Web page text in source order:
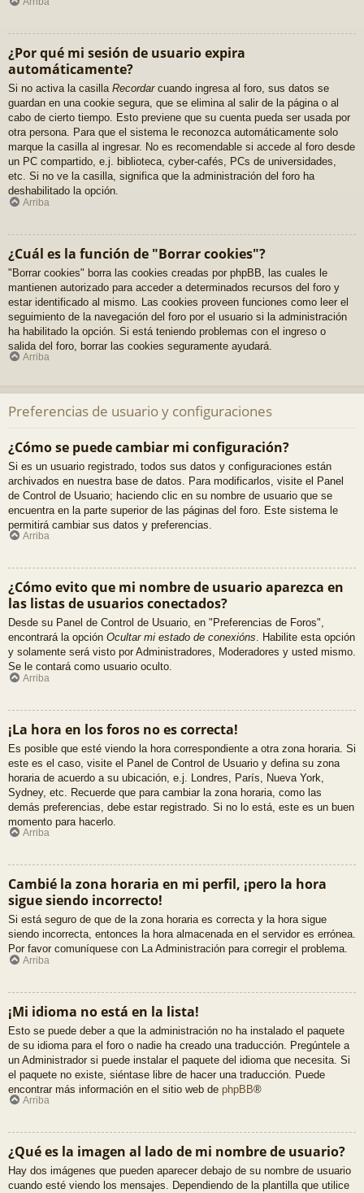
¿Por qué mi sesión de usuario expira
automáticamente?
Si no activa la casilla Recordarcuando ingresa al foro, sus datos se
guardan en una cookie segura, que se elimina al salir de la página o al
cabo de cierto tiempo. Esto previene que su cuenta pueda ser usada por
otra persona. Para que el sistema le reconozca automáticamente solo
marque la casilla al ingresar. No es recomendable si accede al foro desde
un PC compartido, e.j. biblioteca, cyber-cafés, PCs de universidades,
etc. Si no ve la casilla, significa que la administración del foro ha
deshabilitado la opción.
Arriba
¿Cuál es la función de "Borrar cookies"?
"Borrar cookies" borra las cookies creadas por phpBB, las cuales le
mantienen autorizado para acceder a determinados recursos del foro y
estar identificado al mismo. Las cookies proveen funciones como leer el
seguimiento de la navegación del foro por el usuario si la administración
ha habilitado la opción. Si está teniendo problemas con el ingreso o
salida del foro, borrar las cookies seguramente ayudará.
Arriba
Preferencias de usuario y configuraciones
¿Cómo se puede cambiar mi configuración?
Si es un usuario registrado, todos sus datos y configuraciones están
archivados en nuestra base de datos. Para modificarlos, visite el Panel
de Control de Usuario; haciendo clic en su nombre de usuario que se
encuentra en la parte superior de las páginas del foro. Este sistema le
permitirá cambiar sus datos y preferencias.
Arriba
¿Cómo evito que mi nombre de usuario aparezca en
las listas de usuarios conectados?
Desde su Panel de Control de Usuario, en "Preferencias de Foros",
encontrará la opción Ocultar mi estado de conexións. Habilite esta opción
y solamente será visto por Administradores, Moderadores y usted mismo.
Se le contará como usuario oculto.
Arriba
¡La hora en los foros no es correcta!
Es posible que esté viendo la hora correspondiente a otra zona horaria. Si
este es el caso, visite el Panel de Control de Usuario y defina su zona
horaria de acuerdo a su ubicación, e.j. Londres, París, Nueva York,
Sydney, etc. Recuerde que para cambiar la zona horaria, como las
demás preferencias, debe estar registrado. Si no lo está, este es un buen
momento para hacerlo.
Arriba
Cambié la zona horaria en mi perfil, ¡pero la hora
sigue siendo incorrecto!
Si está seguro de que de la zona horaria es correcta y la hora sigue
siendo incorrecta, entonces la hora almacenada en el servidor es errónea.
Por favor comuníquese con La Administración para corregir el problema.
Arriba
¡Mi idioma no está en la lista!
Esto se puede deber a que la administración no ha instalado el paquete
de su idioma para el foro o nadie ha creado una traducción. Pregúntele a
un Administrador si puede instalar el paquete del idioma que necesita. Si
el paquete no existe, siéntase libre de hacer una traducción. Puede
encontrar más información en el sitio web de phpBB®
Arriba
¿Qué es la imagen al lado de mi nombre de usuario?
Hay dos imágenes que pueden aparecer debajo de su nombre de usuario
cuando esté viendo los mensajes. Dependiendo de la plantilla que utilice